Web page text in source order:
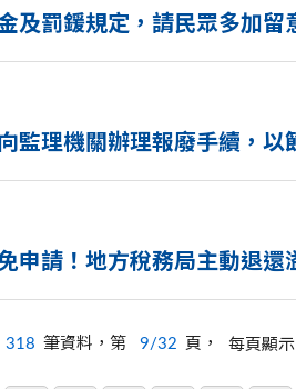
及罰鍰規定，請民眾多加留
監理機關辦理報廢手續，以
申請！地方稅務局主動退還
318 筆資料，第 9/32 頁， 每頁顯示